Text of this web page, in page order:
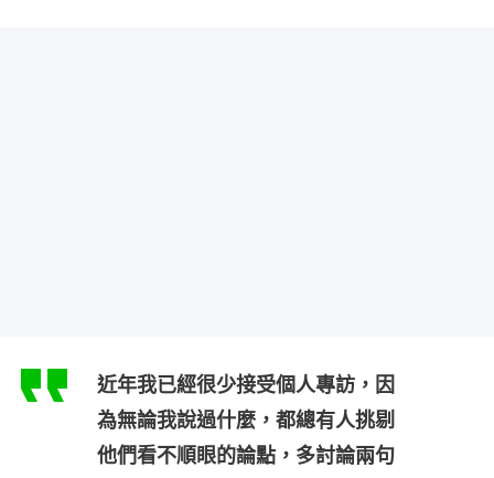
近年我已經很少接受個人專訪，因
為無論我說過什麼，都總有人挑剔
他們看不順眼的論點，多討論兩句